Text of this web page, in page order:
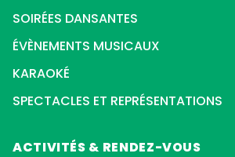
SOIRÉES DANSANTES
ÉVÈNEMENTS MUSICAUX
KARAOKÉ
SPECTACLES ET REPRÉSENTATIONS
ACTIVITÉS & RENDEZ-VOUS